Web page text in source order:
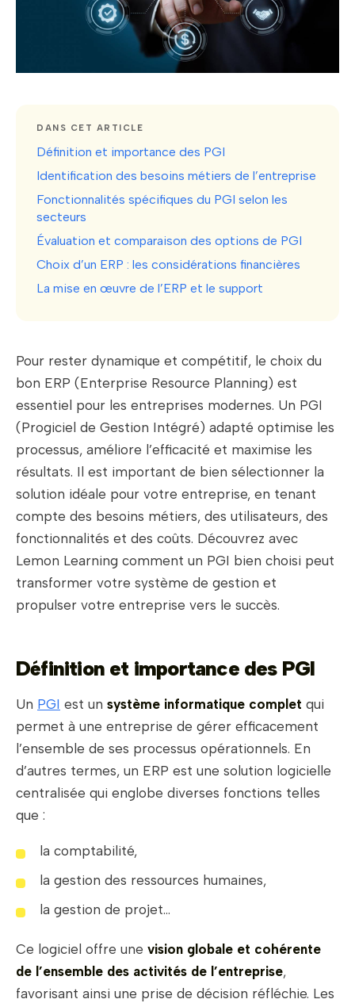
DANS CET ARTICLE
Définition et importance des PGI
Identification des besoins métiers de l’entreprise
Fonctionnalités spécifiques du PGI selon les
secteurs
Évaluation et comparaison des options de PGI
Choix d’un ERP : les considérations financières
La mise en œuvre de l’ERP et le support
Pour rester dynamique et compétitif, le choix du
bon ERP (Enterprise Resource Planning) est
essentiel pour les entreprises modernes. Un PGI
(Progiciel de Gestion Intégré) adapté optimise les
processus, améliore l’efficacité et maximise les
résultats. Il est important de bien sélectionner la
solution idéale pour votre entreprise, en tenant
compte des besoins métiers, des utilisateurs, des
fonctionnalités et des coûts. Découvrez avec
Lemon Learning comment un PGI bien choisi peut
transformer votre système de gestion et
propulser votre entreprise vers le succès.
Définition et importance des PGI
Un PGI est un système informatique complet qui
permet à une entreprise de gérer efficacement
l’ensemble de ses processus opérationnels. En
d’autres termes, un ERP est une solution logicielle
centralisée qui englobe diverses fonctions telles
que :
la comptabilité,
la gestion des ressources humaines,
la gestion de projet…
Ce logiciel offre une vision globale et cohérente
de l’ensemble des activités de l’entreprise,
favorisant ainsi une prise de décision réfléchie. Les